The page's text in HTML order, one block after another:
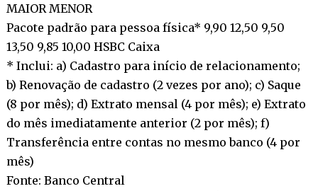
MAIOR MENOR
Pacote padrão para pessoa física* 9,90 12,50 9,50
13,50 9,85 10,00 HSBC Caixa
* Inclui: a) Cadastro para início de relacionamento;
b) Renovação de cadastro (2 vezes por ano); c) Saque
(8 por mês); d) Extrato mensal (4 por mês); e) Extrato
do mês imediatamente anterior (2 por mês); f)
Transferência entre contas no mesmo banco (4 por
mês)
Fonte: Banco Central